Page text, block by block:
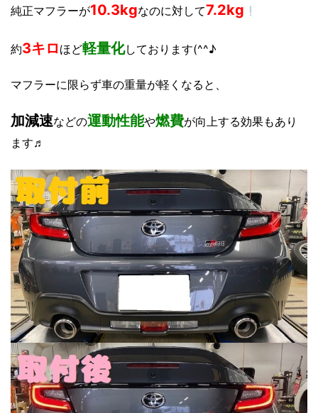
純正マフラーが10.3kgなのに対して7.2kg
約3キロ ほど軽量化しております(^^♪
マフラーに限らず車の重量が軽くなると、
加減速などの運動性能や燃費が向上する効果もあり
ます♬